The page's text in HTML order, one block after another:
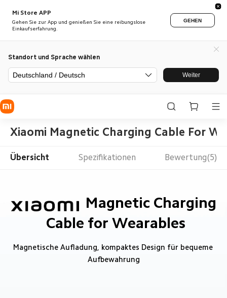
Mi Store APP
Gehen Sie zur App und genießen Sie eine reibungslose
Einkaufserfahrung.
GEHEN
Standort und Sprache wählen
Deutschland / Deutsch Weiter
Xiaomi Magnetic Charging Cable For
Übersicht Spezifikationen Bewertung(5)
Magnetic Charging
Cable for Wearables
Magnetische Aufladung, kompaktes Design für bequeme
Aufbewahrung